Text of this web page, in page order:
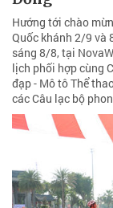
Hướng tới chào
Quốc khánh 2/9 và
sáng 8/8, tại
lịch phối hợp cùng
đạp - Mô tô Thể
các Câu lạc bộ